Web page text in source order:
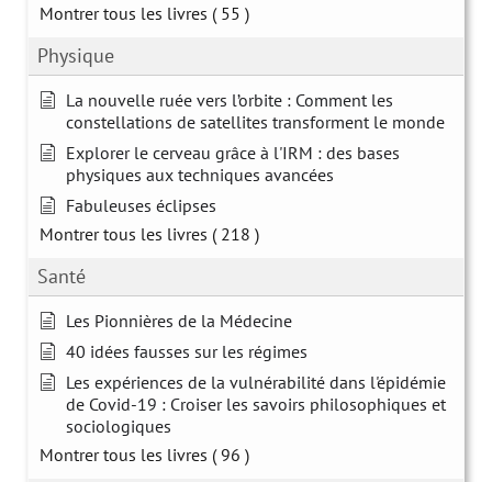
Montrer tous les livres ( 55 )
Physique
La nouvelle ruée vers l’orbite : Comment les
constellations de satellites transforment le monde
Explorer le cerveau grâce à l'IRM : des bases
physiques aux techniques avancées
Fabuleuses éclipses
Montrer tous les livres ( 218 )
Santé
Les Pionnières de la Médecine
40 idées fausses sur les régimes
Les expériences de la vulnérabilité dans l'épidémie
de Covid-19 : Croiser les savoirs philosophiques et
sociologiques
Montrer tous les livres ( 96 )